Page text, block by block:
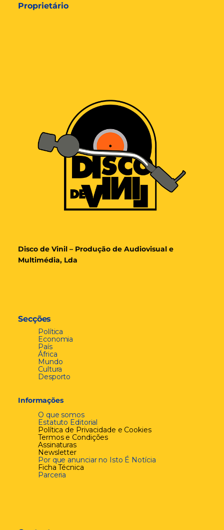
Proprietário
Disco de Vinil – Produção de Audiovisual e
Multimédia, Lda
Secções
Política
Economia
País
África
Mundo
Cultura
Desporto
Informações
O que somos
Estatuto Editorial
Política de Privacidade e Cookies
Termos e Condições
Assinaturas
Newsletter
Por que anunciar no Isto É Notícia
Ficha Técnica
Parceria